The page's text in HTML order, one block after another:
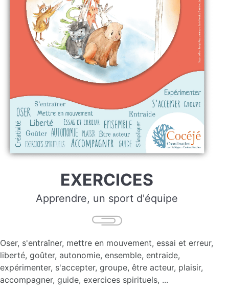
EXERCICES
Apprendre, un sport d'équipe
Oser, s'entraîner, mettre en mouvement, essai et erreur,
liberté, goûter, autonomie, ensemble, entraide,
expérimenter, s'accepter, groupe, être acteur, plaisir,
accompagner, guide, exercices spirituels, ...